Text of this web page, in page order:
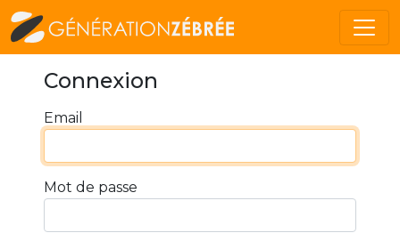
Connexion
Email
Mot de passe